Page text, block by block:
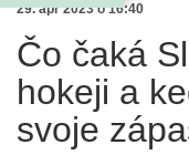
29. apr 2023 o 16:40
Čo čaká
hokeji a
svoje